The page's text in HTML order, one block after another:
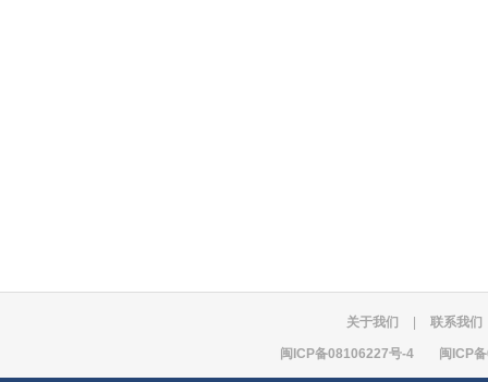
关于我们 联系我们
闽ICP备08106227号-4 闽ICP